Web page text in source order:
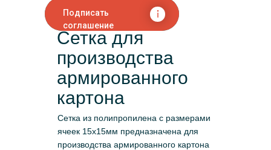
Подписать
соглашение
Сетка для
производства
армированного
картона
Сетка из полипропилена с размерами
ячеек 15х15мм предназначена для
производства армированного картона